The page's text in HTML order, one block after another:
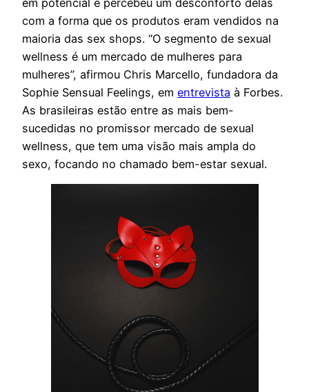
com a forma que os produtos eram vendidos na
maioria das sex shops. “O segmento de sexual
wellness é um mercado de mulheres para
mulheres”, afirmou Chris Marcello, fundadora da
Sophie Sensual Feelings, em entrevista à Forbes.
As brasileiras estão entre as mais bem-
sucedidas no promissor mercado de sexual
wellness, que tem uma visão mais ampla do
sexo, focando no chamado bem-estar sexual.